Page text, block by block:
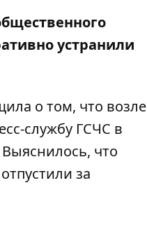
устранили
о том, что возле
службу ГСЧС в
что
за